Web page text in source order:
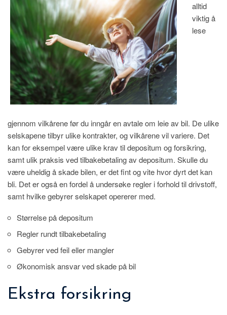
alltid
viktig å
lese
gjennom vilkårene før du inngår en avtale om leie av bil. De ulike
selskapene tilbyr ulike kontrakter, og vilkårene vil variere. Det
kan for eksempel være ulike krav til depositum og forsikring,
samt ulik praksis ved tilbakebetaling av depositum. Skulle du
være uheldig å skade bilen, er det fint og vite hvor dyrt det kan
bli. Det er også en fordel å undersøke regler i forhold til drivstoff,
samt hvilke gebyrer selskapet opererer med.
Størrelse på depositum
Regler rundt tilbakebetaling
Gebyrer ved feil eller mangler
Økonomisk ansvar ved skade på bil
Ekstra forsikring